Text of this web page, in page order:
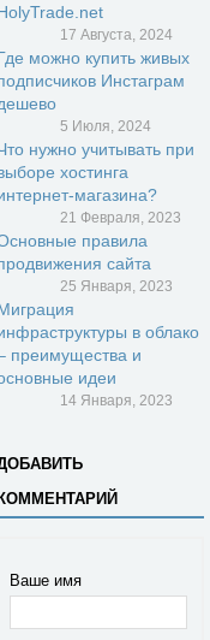
17 Августа, 2024
можно купить живых
Инстаграм
5 Июля, 2024
нужно учитывать при
хостинга
магазина?
21 Февраля, 2023
правила
сайта
25 Января, 2023
в облако
преимущества и
идеи
14 Января, 2023
Ваше имя